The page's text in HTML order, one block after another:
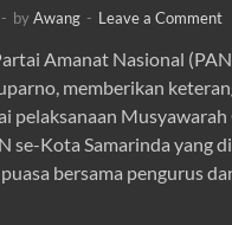
- byAwang - Leave a Comment
Amanat Nasional
memberikan
pelaksanaan Musyawarah
se-Kota Samarinda yang
bersama pengurus